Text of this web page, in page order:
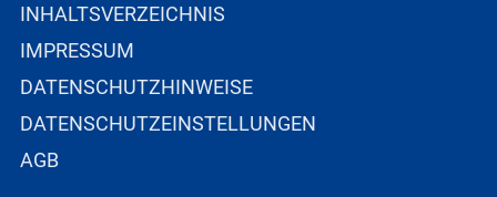
INHALTSVERZEICHNIS
IMPRESSUM
DATENSCHUTZHINWEISE
DATENSCHUTZEINSTELLUNGEN
AGB